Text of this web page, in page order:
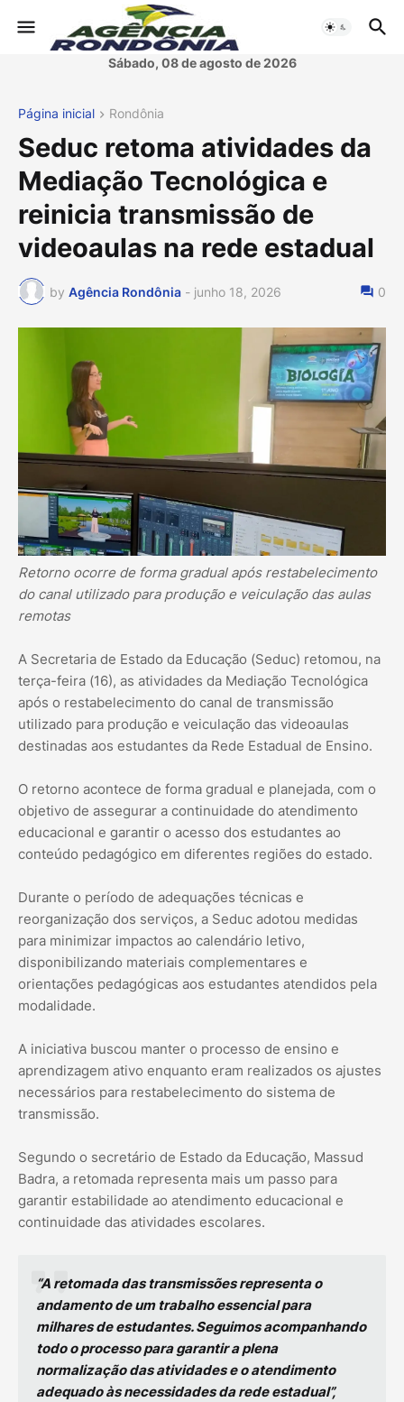
Sábado, 08 de agosto de 2026
Página inicial Rondônia
Seduc retoma atividades da
Mediação Tecnológica e
reinicia transmissão de
videoaulas na rede estadual
by Agência Rondônia - junho 18, 2026 0
Retorno ocorre de forma gradual após restabelecimento
do canal utilizado para produção e veiculação das aulas
remotas
A Secretaria de Estado da Educação (Seduc) retomou, na
terça-feira (16), as atividades da Mediação Tecnológica
após o restabelecimento do canal de transmissão
utilizado para produção e veiculação das videoaulas
destinadas aos estudantes da Rede Estadual de Ensino.
O retorno acontece de forma gradual e planejada, com o
objetivo de assegurar a continuidade do atendimento
educacional e garantir o acesso dos estudantes ao
conteúdo pedagógico em diferentes regiões do estado.
Durante o período de adequações técnicas e
reorganização dos serviços, a Seduc adotou medidas
para minimizar impactos ao calendário letivo,
disponibilizando materiais complementares e
orientações pedagógicas aos estudantes atendidos pela
modalidade.
A iniciativa buscou manter o processo de ensino e
aprendizagem ativo enquanto eram realizados os ajustes
necessários para restabelecimento do sistema de
transmissão.
Segundo o secretário de Estado da Educação, Massud
Badra, a retomada representa mais um passo para
garantir estabilidade ao atendimento educacional e
continuidade das atividades escolares.
“A retomada das transmissões representa o
andamento de um trabalho essencial para
milhares de estudantes. Seguimos acompanhando
todo o processo para garantir a plena
normalização das atividades e o atendimento
adequado às necessidades da rede estadual”,